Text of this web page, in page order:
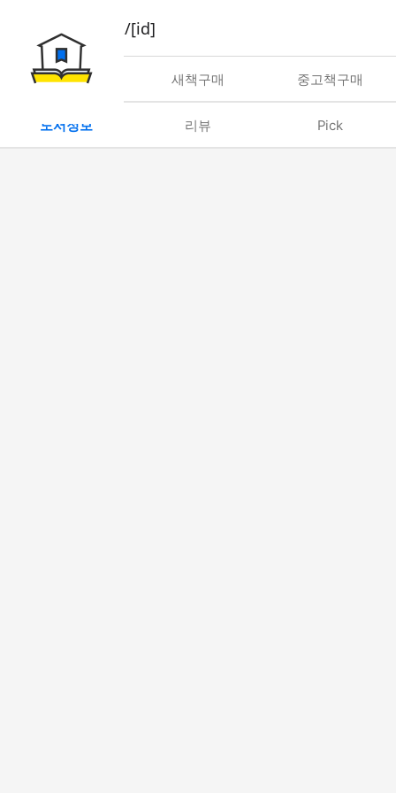
book/rent/[id]
대여 새책구매 중고책구매
도서정보 리뷰 Pick